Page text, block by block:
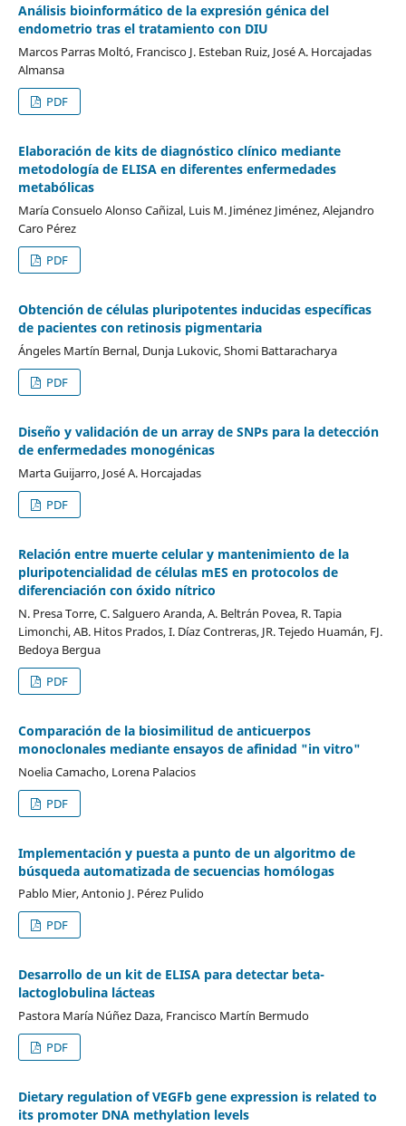
Análisis bioinformático de la expresión génica del
endometrio tras el tratamiento con DIU
Marcos Parras Moltó, Francisco J. Esteban Ruiz, José A. Horcajadas
Almansa
PDF
Elaboración de kits de diagnóstico clínico mediante
metodología de ELISA en diferentes enfermedades
metabólicas
María Consuelo Alonso Cañizal, Luis M. Jiménez Jiménez, Alejandro
Caro Pérez
PDF
Obtención de células pluripotentes inducidas específicas
de pacientes con retinosis pigmentaria
Ángeles Martín Bernal, Dunja Lukovic, Shomi Battaracharya
PDF
Diseño y validación de un array de SNPs para la detección
de enfermedades monogénicas
Marta Guijarro, José A. Horcajadas
PDF
Relación entre muerte celular y mantenimiento de la
pluripotencialidad de células mES en protocolos de
diferenciación con óxido nítrico
N. Presa Torre, C. Salguero Aranda, A. Beltrán Povea, R. Tapia
Limonchi, AB. Hitos Prados, I. Díaz Contreras, JR. Tejedo Huamán, FJ.
Bedoya Bergua
PDF
Comparación de la biosimilitud de anticuerpos
monoclonales mediante ensayos de afinidad "in vitro"
Noelia Camacho, Lorena Palacios
PDF
Implementación y puesta a punto de un algoritmo de
búsqueda automatizada de secuencias homólogas
Pablo Mier, Antonio J. Pérez Pulido
PDF
Desarrollo de un kit de ELISA para detectar beta-
lactoglobulina lácteas
Pastora María Núñez Daza, Francisco Martín Bermudo
PDF
Dietary regulation of VEGFb gene expression is related to
its promoter DNA methylation levels